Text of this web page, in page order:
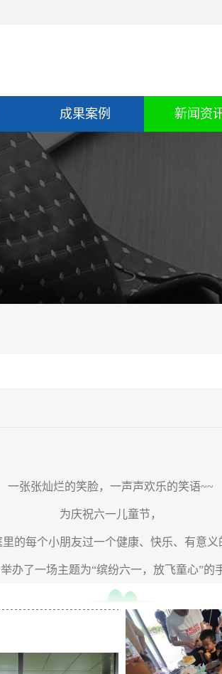
成果案例 新闻资
一张张灿烂的笑脸，一声声欢乐的笑语~~
为庆祝六一儿童节，
的每个小朋友过一个健康、快乐、有意义
办了一场主题为“缤纷六一，放飞童心”的